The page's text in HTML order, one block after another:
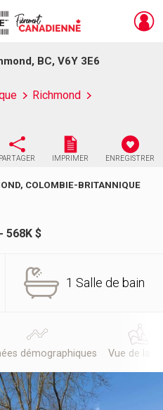
BC, V6Y 3E6
Richmond
PARTAGER IMPRIMER ENREGISTRER
COLOMBIE-BRITANNIQUE
568K $
1 Salle de bain
démographiques Vue de la